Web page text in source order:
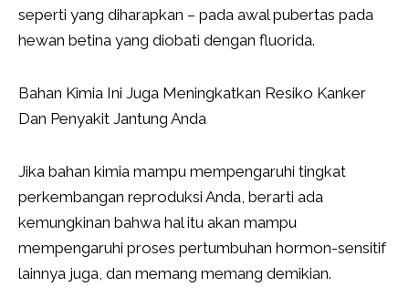
seperti yang diharapkan – pada awal pubertas pada
hewan betina yang diobati dengan fluorida.
Bahan Kimia Ini Juga Meningkatkan Resiko Kanker
Dan Penyakit Jantung Anda
Jika bahan kimia mampu mempengaruhi tingkat
perkembangan reproduksi Anda, berarti ada
kemungkinan bahwa hal itu akan mampu
mempengaruhi proses pertumbuhan hormon-sensitif
lainnya juga, dan memang memang demikian.